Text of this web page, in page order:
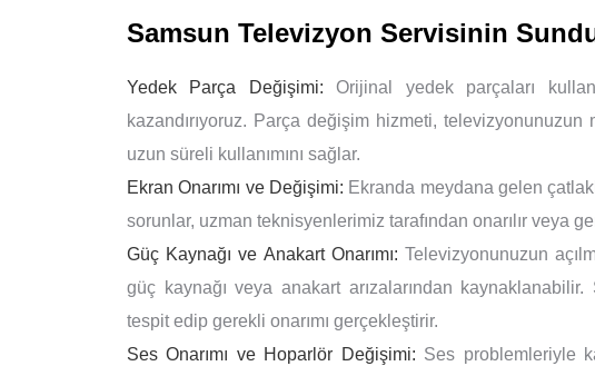
Samsun Televizyon Servisinin
Yedek Parça Değişimi: Orijinal yedek parçaları
kazandırıyoruz. Parça değişim hizmeti, televizyonunuzun
uzun süreli kullanımını sağlar.
Ekran Onarımı ve Değişimi: Ekranda meydana gelen
sorunlar, uzman teknisyenlerimiz tarafından onarılır veya
Güç Kaynağı ve Anakart Onarımı: Televizyonunuzun
güç kaynağı veya anakart arızalarından
tespit edip gerekli onarımı gerçekleştirir.
Ses Onarımı ve Hoparlör Değişimi: Ses problemleriyle